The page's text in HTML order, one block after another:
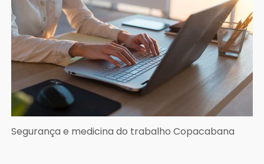
Segurança e medicina do trabalho Copacabana